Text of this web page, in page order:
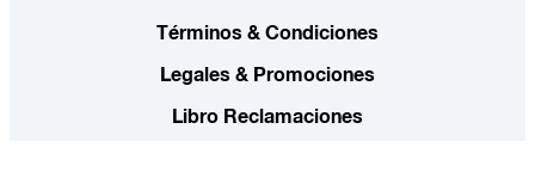
Términos & Condiciones
Legales & Promociones
Libro Reclamaciones